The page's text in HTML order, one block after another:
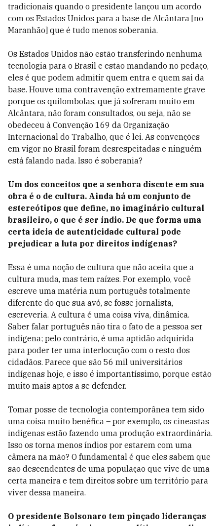
tradicionais quando o presidente lançou um acordo
com os Estados Unidos para a base de Alcântara [no
Maranhão] que é tudo menos soberania.
Os Estados Unidos não estão transferindo nenhuma
tecnologia para o Brasil e estão mandando no pedaço,
eles é que podem admitir quem entra e quem sai da
base. Houve uma contravenção extremamente grave
porque os quilombolas, que já sofreram muito em
Alcântara, não foram consultados, ou seja, não se
obedeceu à Convenção 169 da Organização
Internacional do Trabalho, que é lei. As convenções
em vigor no Brasil foram desrespeitadas e ninguém
está falando nada. Isso é soberania?
Um dos conceitos que a senhora discute em sua
obra é o de cultura. Ainda há um conjunto de
estereótipos que define, no imaginário cultural
brasileiro, o que é ser índio. De que forma uma
certa ideia de autenticidade cultural pode
prejudicar a luta por direitos indígenas?
Essa é uma noção de cultura que não aceita que a
cultura muda, mas tem raízes. Por exemplo, você
escreve uma matéria num português totalmente
diferente do que sua avó, se fosse jornalista,
escreveria. A cultura é uma coisa viva, dinâmica.
Saber falar português não tira o fato de a pessoa ser
indígena; pelo contrário, é uma aptidão adquirida
para poder ter uma interlocução com o resto dos
cidadãos. Parece que são 56 mil universitários
indígenas hoje, e isso é importantíssimo, porque estão
muito mais aptos a se defender.
Tomar posse de tecnologia contemporânea tem sido
uma coisa muito benéfica – por exemplo, os cineastas
indígenas estão fazendo uma produção extraordinária.
Isso os torna menos índios por estarem com uma
câmera na mão? O fundamental é que eles sabem que
são descendentes de uma população que vive de uma
certa maneira e tem direitos sobre um território para
viver dessa maneira.
O presidente Bolsonaro tem pinçado lideranças